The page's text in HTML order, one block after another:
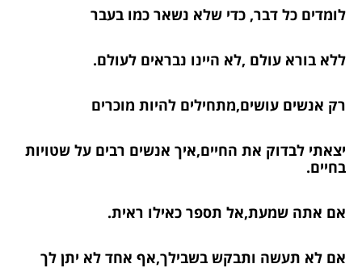
לומדים כל דבר, כדי שלא נשאר כמו בעבר
ללא בורא עולם ,לא היינו נבראים לעולם.
רק אנשים עושים,מתחילים להיות מוכרים
יצאתי לבדוק את החיים,איך אנשים רבים על שטויות
בחיים.
אם אתה שמעת,אל תספר כאילו ראית.
אם לא תעשה ותבקש בשבילך,אף אחד לא יתן לך